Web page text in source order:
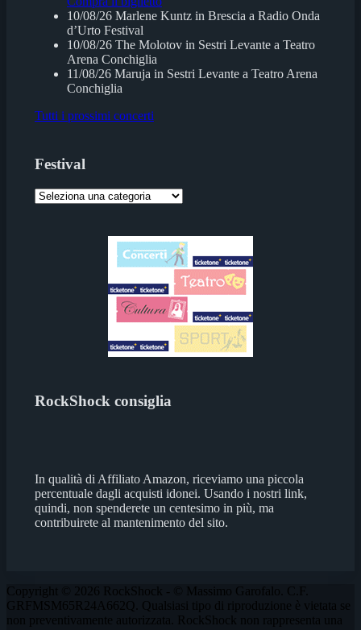
10/08/26 Marlene Kuntz in Brescia a Radio Onda
d’Urto Festival
10/08/26 The Molotov in Sestri Levante a Teatro
Arena Conchiglia
11/08/26 Maruja in Sestri Levante a Teatro Arena
Conchiglia
Tutti i prossimi concerti
Festival
RockShock consiglia
In qualità di Affiliato Amazon, riceviamo una piccola
percentuale dagli acquisti idonei. Usando i nostri link,
quindi, non spenderete un centesimo in più, ma
contribuirete al mantenimento del sito.
Copyright © 2026 RockShock - © Massimo Garofalo. C.F.
GRFMSM65R24A662Q. Qualsiasi tipo di riproduzione è vietata se
non preventivamente autorizzata. RockShock non rappresenta una